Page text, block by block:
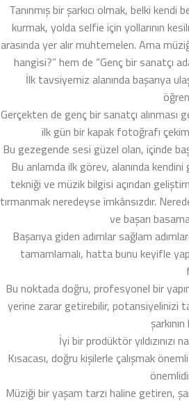
Tanınmış bir şarkıcı olmak, belki
kurmak, yolda selfie için yollarının
arasında yer alır muhtemelen. Ama
hangisi?” hem de “Genç bir sanatçı
İlk tavsiyemiz alanında başarıya
Gerçekten de genç bir sanatçı
ilk gün bir kapak fotoğrafı
Bu gezegende sesi güzel olan, içinde
Bu anlamda ilk görev, alanında
tekniği ve müzik bilgisi açından
tırmanmak neredeyse imkânsızdır.
ve başarı
Başarıya giden adımlar sağlam
tamamlamalı, hatta bunu keyifle
Bu noktada doğru, profesyonel bir
yerine zarar getirebilir, potansiyelinizi
İyi bir prodüktör yıldızınızı
Kısacası, doğru kişilerle çalışmak
Müziği bir yaşam tarzı haline getiren,